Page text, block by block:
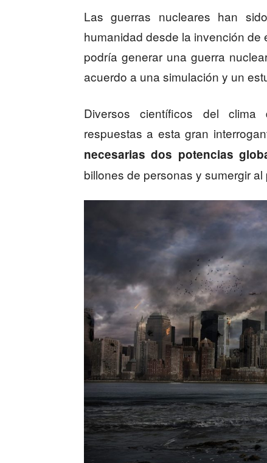
Las guerras nucleares han
humanidad desde la invención
podría generar una guerra
acuerdo a una simulación y un
Diversos científicos del clima
respuestas a esta gran
necesarias dos potencias
billones de personas y sumergir